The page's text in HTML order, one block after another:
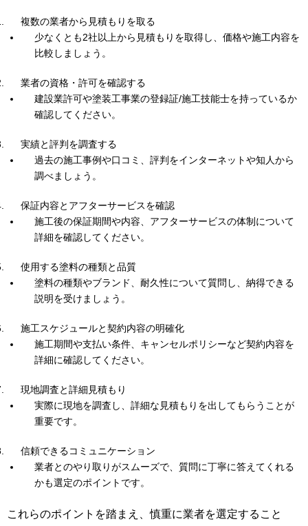
複数の業者から見積もりを取る
少なくとも2社以上から見積もりを取得し、価格や施工内容を
比較しましょう。
業者の資格・許可を確認する
建設業許可や塗装工事業の登録証/施工技能士を持っているか
確認してください。
実績と評判を調査する
過去の施工事例や口コミ、評判をインターネットや知人から
調べましょう。
保証内容とアフターサービスを確認
施工後の保証期間や内容、アフターサービスの体制について
詳細を確認してください。
使用する塗料の種類と品質
塗料の種類やブランド、耐久性について質問し、納得できる
説明を受けましょう。
施工スケジュールと契約内容の明確化
施工期間や支払い条件、キャンセルポリシーなど契約内容を
詳細に確認してください。
現地調査と詳細見積もり
実際に現地を調査し、詳細な見積もりを出してもらうことが
重要です。
信頼できるコミュニケーション
業者とのやり取りがスムーズで、質問に丁寧に答えてくれる
かも選定のポイントです。
これらのポイントを踏まえ、慎重に業者を選定すること